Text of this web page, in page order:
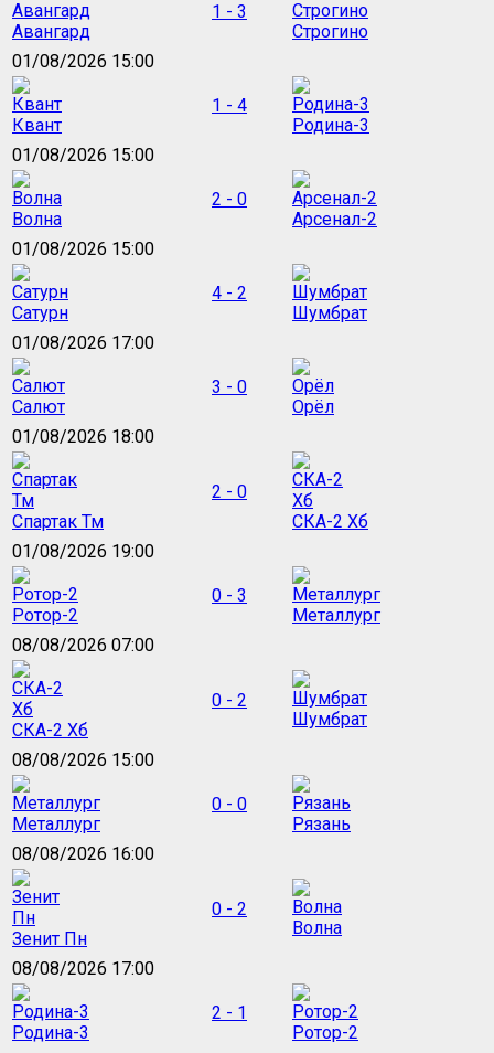
Авангард
1 - 3
Строгино
01/08/2026 15:00
Квант
1 - 4
Родина-3
01/08/2026 15:00
Волна
2 - 0
Арсенал-2
01/08/2026 15:00
Сатурн
4 - 2
Шумбрат
01/08/2026 17:00
Салют
3 - 0
Орёл
01/08/2026 18:00
Спартак Тм
2 - 0
СКА-2 Хб
01/08/2026 19:00
Ротор-2
0 - 3
Металлург
08/08/2026 07:00
СКА-2 Хб
0 - 2
Шумбрат
08/08/2026 15:00
Металлург
0 - 0
Рязань
08/08/2026 16:00
Зенит Пн
0 - 2
Волна
08/08/2026 17:00
Родина-3
2 - 1
Ротор-2